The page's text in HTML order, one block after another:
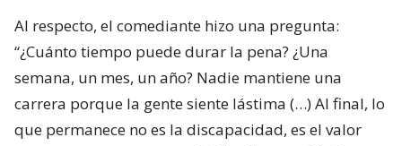
Al respecto, el comediante hizo una pregunta:
“¿Cuánto tiempo puede durar la pena? ¿Una
semana, un mes, un año? Nadie mantiene una
carrera porque la gente siente lástima (…) Al final, lo
que permanece no es la discapacidad, es el valor